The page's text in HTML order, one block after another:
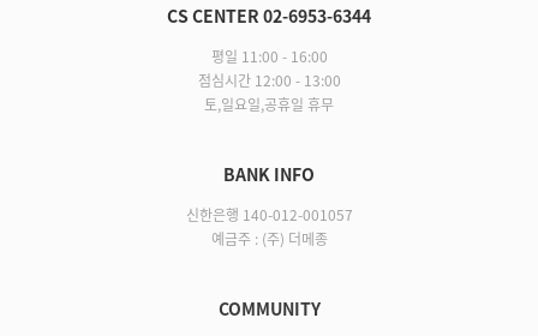
CS CENTER 02-6953-6344
평일 11:00 - 16:00
점심시간 12:00 - 13:00
토,일요일,공휴일 휴무
BANK INFO
신한은행 140-012-001057
예금주 : (주) 더메종
COMMUNITY